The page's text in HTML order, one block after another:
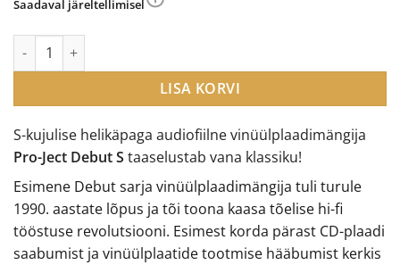
S-kujulise helikäpaga audiofiilne vinüülplaadimängija
Pro-Ject Debut S taaselustab vana klassiku!
Esimene Debut sarja vinüülplaadimängija tuli turule
1990. aastate lõpus ja tõi toona kaasa tõelise hi-fi
tööstuse revolutsiooni. Esimest korda pärast CD-plaadi
saabumist ja vinüülplaatide tootmise hääbumist kerkis
Saadaval järeltellimisel
Pro-Ject Debut S vinüülplaadimängija kogus
LISA KORVI